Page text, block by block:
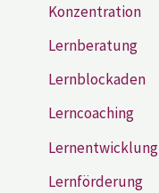
Konzentration
Lernberatung
Lernblockaden
Lerncoaching
Lernentwicklung
Lernförderung